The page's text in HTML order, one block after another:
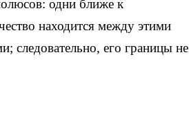
одни ближе к
находится между этими
следовательно, его границы не